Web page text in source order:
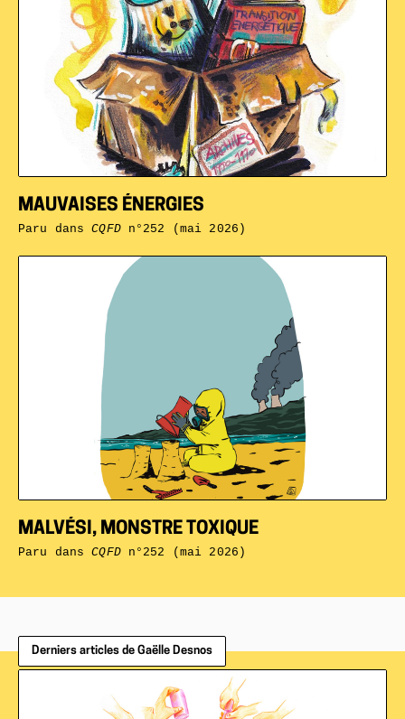
MALVÉSI, MONSTRE TOXIQUE
Paru dansCQFDn°252 (mai 2026)
MAUVAISES ÉNERGIES
Paru dansCQFDn°252 (mai 2026)
Derniers articles de Gaëlle Desnos